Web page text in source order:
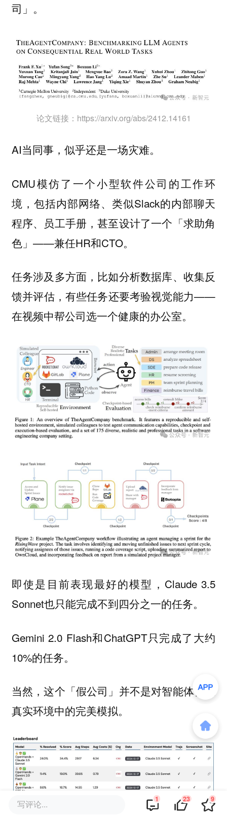
司」。
论文链接：https://arxiv.org/abs/2412.14161
AI当同事，似乎还是一场灾难。
CMU模仿了一个小型软件公司的工作环
境，包括内部网络、类似Slack的内部聊天
程序、员工手册，甚至设计了一个「求助角
色」——兼任HR和CTO。
任务涉及多方面，比如分析数据库、收集反
馈并评估，有些任务还要考验视觉能力——
在视频中帮公司选一个健康的办公室。
即使是目前表现最好的模型，Claude 3.5
Sonnet也只能完成不到四分之一的任务。
Gemini 2.0 Flash和ChatGPT只完成了大约
10%的任务。
当然，这个「假公司」并不是对智能体会在
真实环境中的完美模拟。
写评论... 1 23 9